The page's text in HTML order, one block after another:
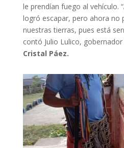
le prendían fuego al vehículo.
logró escapar, pero ahora no
nuestras tierras, pues está
contó Julio Lulico,
Cristal Páez.